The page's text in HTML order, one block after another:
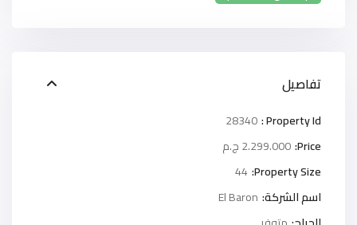
تفاصيل
Property Id :
28340
Price: 2.299.000 ج.م
Property Size:
44
اسم الشركة: El Baron